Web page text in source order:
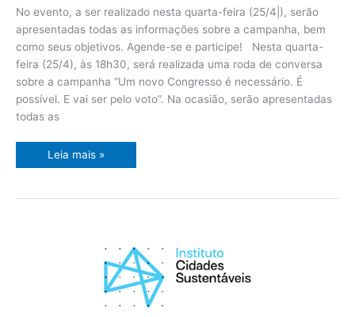
No evento, a ser realizado nesta quarta-feira (25/4|), serão
apresentadas todas as informações sobre a campanha, bem
como seus objetivos. Agende-se e participe! Nesta quarta-
feira (25/4), às 18h30, será realizada uma roda de conversa
sobre a campanha “Um novo Congresso é necessário. É
possível. E vai ser pelo voto”. Na ocasião, serão apresentadas
todas as
E
vai
ser
voto”
Leia mais »